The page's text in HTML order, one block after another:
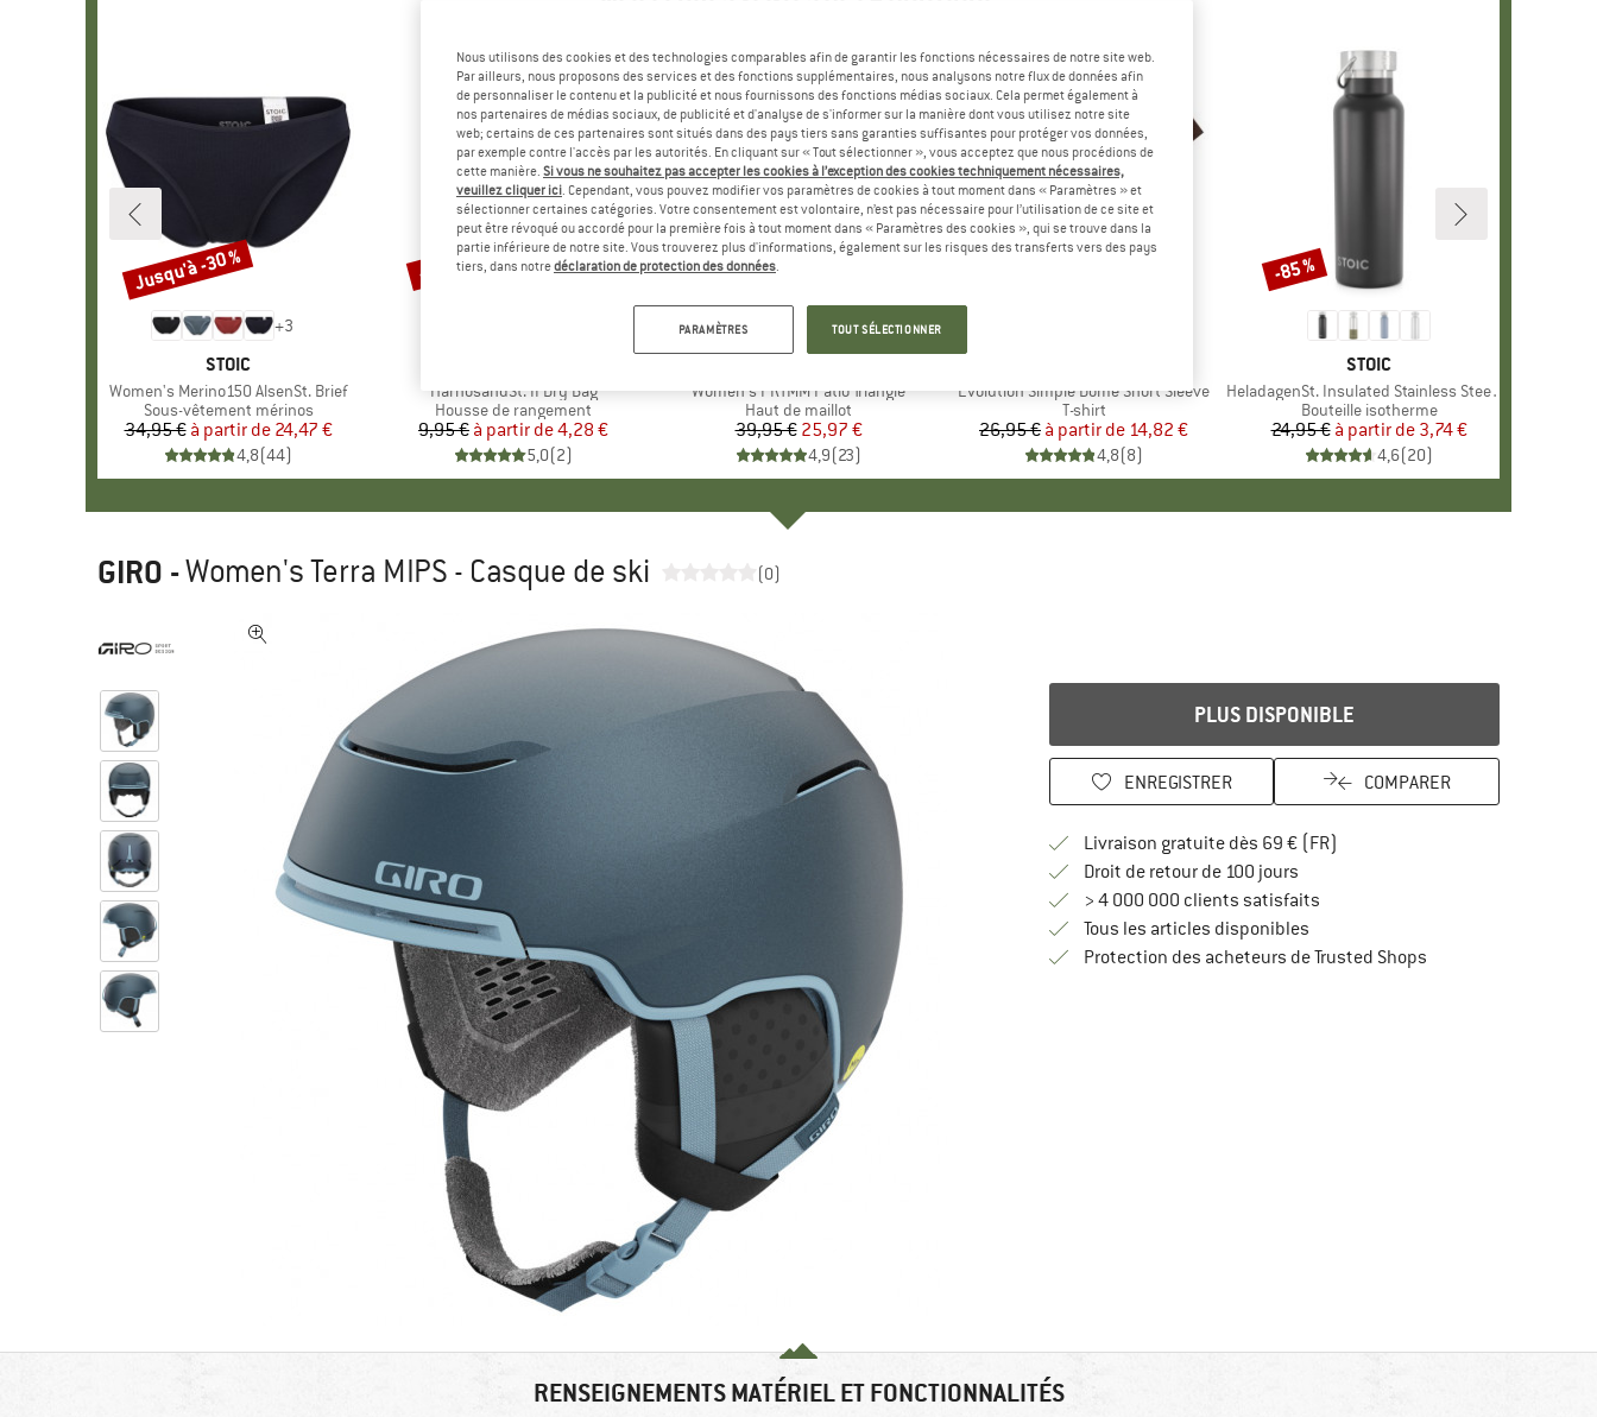
+3
MARQUE
STOIC
Article
Women's Merino150 AlsenSt. Brief
Product group
Sous-vêtement mérinos
Prix
34,95 € Prix réduit
à partir de 24,47 €
4,8(44)
Remise
Jusqu'à -30 %
Article
HarnosandSt. II Dry Bag
Product group
Housse de rangement
Prix
9,95 € Prix réduit
à partir de4,28 €
5,0(2)
Remise
-57 %
Article
Women's PRTMM Patio Triangle
Product group
Haut de maillot
Prix
39,95 € Prix réduit
25,97 €
4,9(23)
Remise
-35 %
Article
Evolution Simple Dome Short Sleeve
Product group
T-shirt
Prix
26,95 € Prix réduit
à partir de 14,82 €
4,8(8)
Jusqu'à -45 %
MARQUE
STOIC
Article
HeladagenSt. Insulated Stainless Steel Bottle 500
Product group
Bouteille isotherme
Prix
24,95 € Prix réduit
à partir de 3,74 €
4,6(20)
Remise
-85 %
GIRO -Women's Terra MIPS - Casque de ski (0)
PLUS DISPONIBLE
ENREGISTRER COMPARER
Livraison gratuite dès 69 € (FR)
Droit de retour de 100 joursTrouve les informations de
> 4 000 000 clients satisfaits
Tous les articles disponibles
Protection des acheteurs de Trusted ShopsTrouve toutes les
RENSEIGNEMENTS MATÉRIEL ET FONCTIONNALITÉS
Nous utilisons des cookies et des technologies comparables afin de garantir les fonctions nécessaires de notre site web.
Par ailleurs, nous proposons des services et des fonctions supplémentaires, nous analysons notre flux de données afin
de personnaliser le contenu et la publicité et nous fournissons des fonctions médias sociaux. Cela permet également à
nos partenaires de médias sociaux, de publicité et d'analyse de s'informer sur la manière dont vous utilisez notre site
web; certains de ces partenaires sont situés dans des pays tiers sans garanties suffisantes pour protéger vos données,
par exemple contre l'accès par les autorités. En cliquant sur « Tout sélectionner », vous acceptez que nous procédions de
cette manière. Si vous ne souhaitez pas accepter les cookies à l’exception des cookies techniquement nécessaires,
veuillez cliquer ici. Cependant, vous pouvez modifier vos paramètres de cookies à tout moment dans « Paramètres » et
sélectionner certaines catégories. Votre consentement est volontaire, n’est pas nécessaire pour l’utilisation de ce site et
peut être révoqué ou accordé pour la première fois à tout moment dans « Paramètres des cookies », qui se trouve dans la
partie inférieure de notre site. Vous trouverez plus d'informations, également sur les risques des transferts vers des pays
tiers, dans notredéclaration de protection des données.
PARAMÈTRES TOUT SÉLECTIONNER